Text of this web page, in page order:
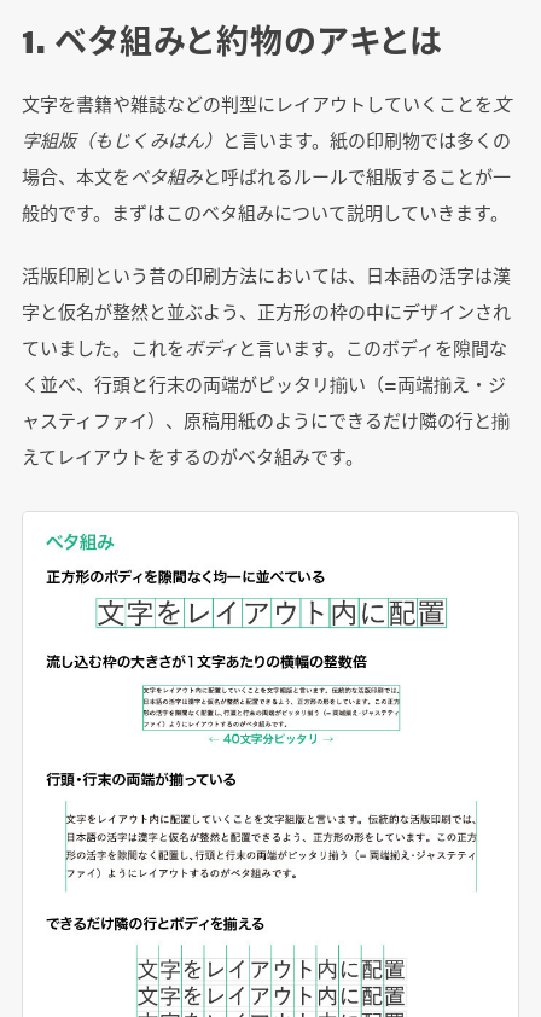
1. ベタ組みと約物のアキとは
文字を書籍や雑誌などの判型にレイアウトしていくことを文
字組版（もじくみはん） と言います。紙の印刷物では多くの
場合、本文をベタ組みと呼ばれるルールで組版することが一
般的です。まずはこのベタ組みについて説明していきます。
活版印刷という昔の印刷方法においては、日本語の活字は漢
字と仮名が整然と並ぶよう、正方形の枠の中にデザインされ
ていました。これをボディと言います。このボディを隙間な
く並べ、行頭と行末の両端がピッタリ揃い（=両端揃え・ジ
ャスティファイ）、原稿用紙のようにできるだけ隣の行と揃
えてレイアウトをするのがベタ組みです。